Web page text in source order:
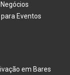
Eventos
em Bares